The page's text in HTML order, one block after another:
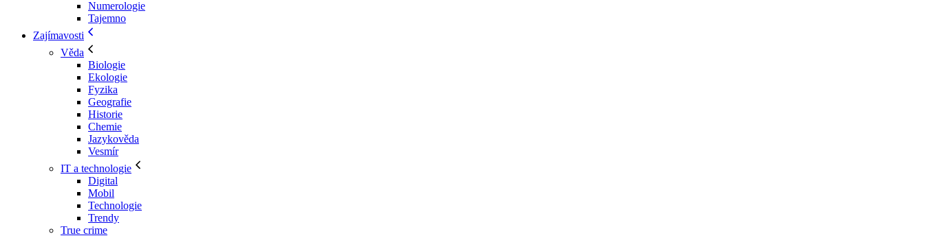
Numerologie
Tajemno
Zajímavosti
Věda
Biologie
Ekologie
Fyzika
Geografie
Historie
Chemie
Jazykověda
Vesmír
IT a technologie
Digital
Mobil
Technologie
Trendy
True crime